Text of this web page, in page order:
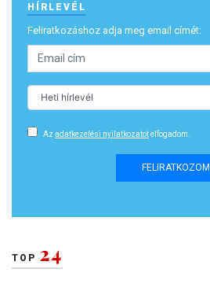
HÍRLEVÉL
Feliratkozáshoz adja meg email címét:
Az adatkezelési nyilatkozatotelfogadom.
FELIRATKOZOM
TOP 24